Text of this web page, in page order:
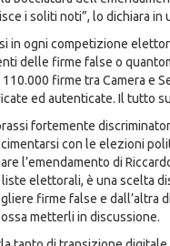
i soliti noti”, lo dichiara in
in ogni competizione
delle firme false o
110.000 firme tra Camera e
ed autenticate. Il tutto
fortemente
con le elezioni
l’emendamento di
elettorali, è una scelta
firme false e dall’altra
metterli in discussione.